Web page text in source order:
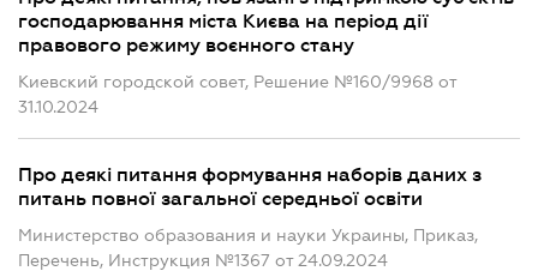
господарювання міста Києва на період дії
правового режиму воєнного стану
Киевский городской совет, Решение №160/9968 от
31.10.2024
Про деякі питання формування наборів даних з
питань повної загальної середньої освіти
Министерство образования и науки Украины, Приказ,
Перечень, Инструкция №1367 от 24.09.2024